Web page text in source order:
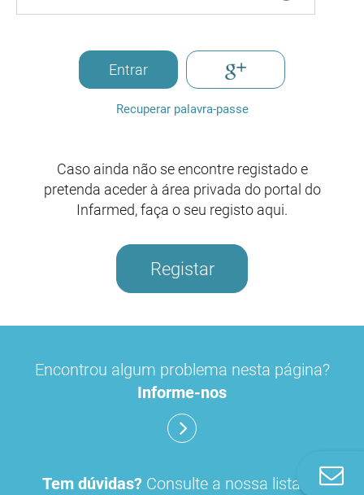
Entrar
Recuperar palavra-passe
Caso ainda não se encontre registado e
pretenda aceder à área privada do portal do
Infarmed, faça o seu registo aqui.
Registar
Encontrou algum problema nesta página?
Informe-nos
Tem dúvidas? Consulte a nossa lista de